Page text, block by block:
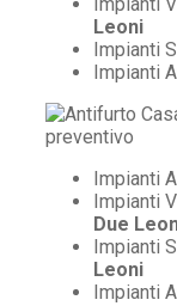
Leoni
Impianti
Impianti
Impianti
Impianti
Due
Impianti
Leoni
Impianti